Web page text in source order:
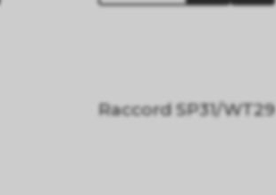
Raccord SP31/WT29